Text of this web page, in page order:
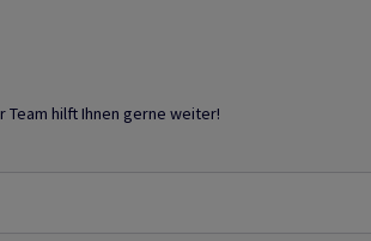
Team hilft Ihnen gerne weiter!